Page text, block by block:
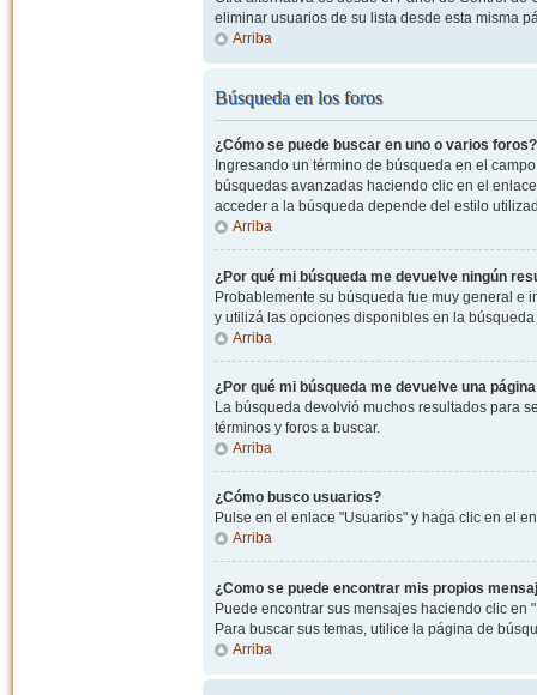
eliminar usuarios de su lista desde esta misma
Arriba
Búsqueda en los foros
¿Cómo se puede buscar en uno o varios foros?
Ingresando un término de búsqueda en el
búsquedas avanzadas haciendo clic en el
acceder a la búsqueda depende del estilo
Arriba
¿Por qué mi búsqueda me devuelve ningún
Probablemente su búsqueda fue muy general e
y utilizá las opciones disponibles en la
Arriba
¿Por qué mi búsqueda me devuelve una
La búsqueda devolvió muchos resultados para
términos y foros a buscar.
Arriba
¿Cómo busco usuarios?
Pulse en el enlace "Usuarios" y haga clic en el
Arriba
¿Como se puede encontrar mis propios
Puede encontrar sus mensajes haciendo clic en
Para buscar sus temas, utilice la página de
Arriba